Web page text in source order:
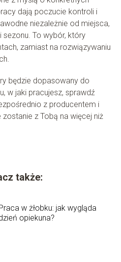
dają poczucie kontroli i
niezależnie od miejsca,
To wybór, który
zamiast na rozwiązywaniu
będzie dopasowany do
w jaki pracujesz, sprawdź
z producentem i
z Tobą na więcej niż
także:
w żłobku: jak wygląda
opiekuna?